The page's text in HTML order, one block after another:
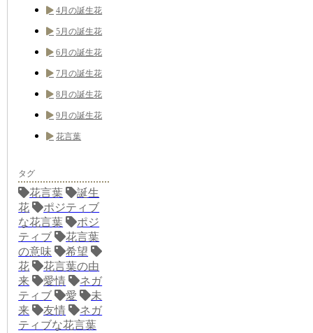
4月の誕生花
5月の誕生花
6月の誕生花
7月の誕生花
8月の誕生花
9月の誕生花
花言葉
タグ
花言葉
誕生
花
ポジティブ
な花言葉
ポジ
ティブ
花言葉
の意味
希望
花
花言葉の由
来
愛情
ネガ
ティブ
愛
未
来
友情
ネガ
ティブな花言葉